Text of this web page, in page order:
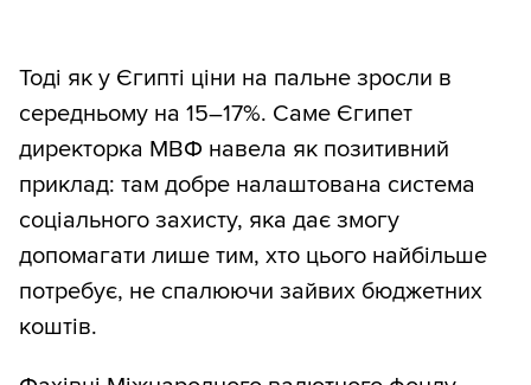
Тоді як у Єгипті ціни на пальне зросли в
середньому на 15–17%. Саме Єгипет
директорка МВФ навела як позитивний
приклад: там добре налаштована система
соціального захисту, яка дає змогу
допомагати лише тим, хто цього найбільше
потребує, не спалюючи зайвих бюджетних
коштів.